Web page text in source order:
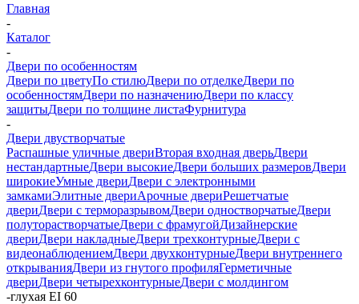
Главная
-
Каталог
-
Двери по особенностям
Двери по цветуПо стилюДвери по отделкеДвери по
особенностямДвери по назначениюДвери по классу
защитыДвери по толщине листаФурнитура
-
Двери двустворчатые
Распашные уличные двериВторая входная дверьДвери
нестандартныеДвери высокиеДвери больших размеровДвери
широкиеУмные двериДвери с электронными
замкамиЭлитные двериАрочные двериРешетчатые
двериДвери с терморазрывомДвери одностворчатыеДвери
полуторастворчатыеДвери с фрамугойДизайнерские
двериДвери накладныеДвери трехконтурныеДвери с
видеонаблюдениемДвери двухконтурныеДвери внутреннего
открыванияДвери из гнутого профиляГерметичные
двериДвери четырехконтурныеДвери с молдингом
-глухая EI 60